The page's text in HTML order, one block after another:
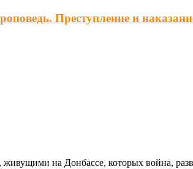
Преступление и
живущими на Донбассе, которых война,